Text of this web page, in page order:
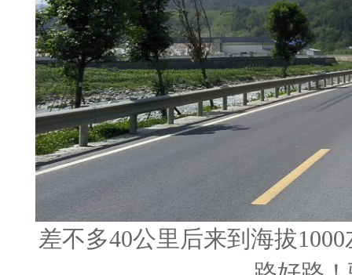
差不多40公里后来到海拔